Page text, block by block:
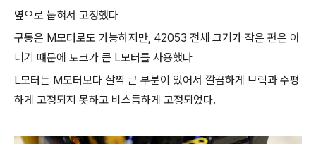
옆으로 눕혀서 고정했다
구동은 M모터로도 가능하지만, 42053 전체 크기가 작은 편은 아
니기 떄문에 토크가 큰 L모터를 사용했다
L모터는 M모터보다 살짝 큰 부분이 있어서 깔끔하게 브릭과 수평
하게 고정되지 못하고 비스듬하게 고정되었다.